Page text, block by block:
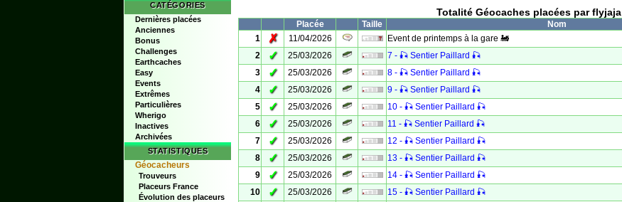
CATÉGORIES
Dernières placées
Anciennes
Bonus
Challenges
Earthcaches
Easy
Events
Extrêmes
Particulières
Wherigo
Inactives
Archivées
STATISTIQUES
Géocacheurs
Trouveurs
Placeurs France
Évolution des placeurs
Totalité Géocaches placées par flyjaja
Placée Taille Nom
1
✗ 11/04/2026
Event de printemps à la gare 🚂
2
✓ 25/03/2026
7 - 🎣 Sentier Paillard 🎣
3
✓ 25/03/2026
8 - 🎣 Sentier Paillard 🎣
4
✓ 25/03/2026
9 - 🎣 Sentier Paillard 🎣
5
✓ 25/03/2026
10 - 🎣 Sentier Paillard 🎣
6
✓ 25/03/2026
11 - 🎣 Sentier Paillard 🎣
7
✓ 25/03/2026
12 - 🎣 Sentier Paillard 🎣
8
✓ 25/03/2026
13 - 🎣 Sentier Paillard 🎣
9
✓ 25/03/2026
14 - 🎣 Sentier Paillard 🎣
10
✓ 25/03/2026
15 - 🎣 Sentier Paillard 🎣